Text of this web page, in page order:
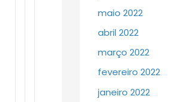
maio 2022
abril 2022
março 2022
fevereiro 2022
janeiro 2022